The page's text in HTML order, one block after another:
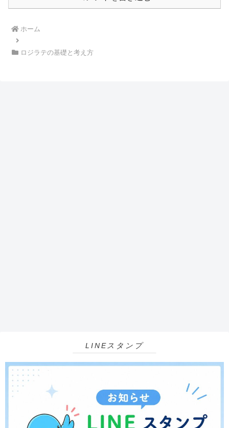
ホーム
ロジラテの基礎と考え方
LINEスタンプ